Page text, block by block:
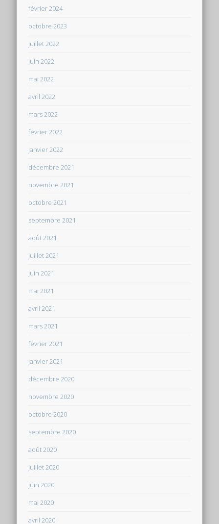
février 2024
octobre 2023
juillet 2022
juin 2022
mai 2022
avril 2022
mars 2022
février 2022
janvier 2022
décembre 2021
novembre 2021
octobre 2021
septembre 2021
août 2021
juillet 2021
juin 2021
mai 2021
avril 2021
mars 2021
février 2021
janvier 2021
décembre 2020
novembre 2020
octobre 2020
septembre 2020
août 2020
juillet 2020
juin 2020
mai 2020
avril 2020